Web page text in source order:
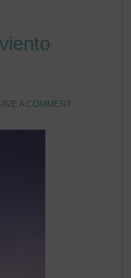
A COMMENT